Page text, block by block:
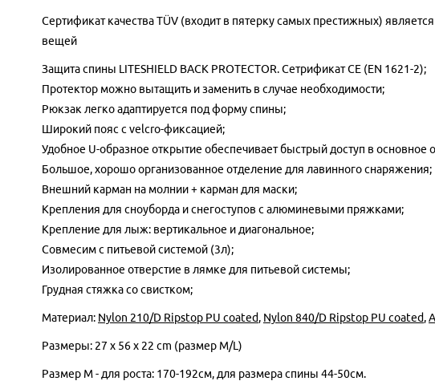
Сертификат качества TÜV (входит в пятерку самых престижных)
вещей
Защита спины LITESHIELD BACK PROTECTOR. Сетрификат CE (EN 1621-2);
Протектор можно вытащить и заменить в случае необходимости;
Рюкзак легко адаптируется под форму спины;
Широкий пояс c velcro-фиксацией;
Удобное U-образное открытие обеспечивает быстрый доступ в основное
Большое, хорошо организованное отделение для лавинного снаряжения;
Внешний карман на молнии + карман для маски;
Крепления для сноуборда и снегоступов с алюминевыми пряжками;
Крепление для лыж: вертикальное и диагональное;
Совмесим с питьевой системой (3л);
Изолированное отверстие в лямке для питьевой системы;
Грудная стяжка со свистком;
Материал: Nylon 210/D Ripstop PU coated, Nylon 840/D Ripstop PU coated,
Размеры: 27 x 56 x 22 cm (размер M/L)
Размер М - для роста: 170-192см, для размера спины 44-50см.